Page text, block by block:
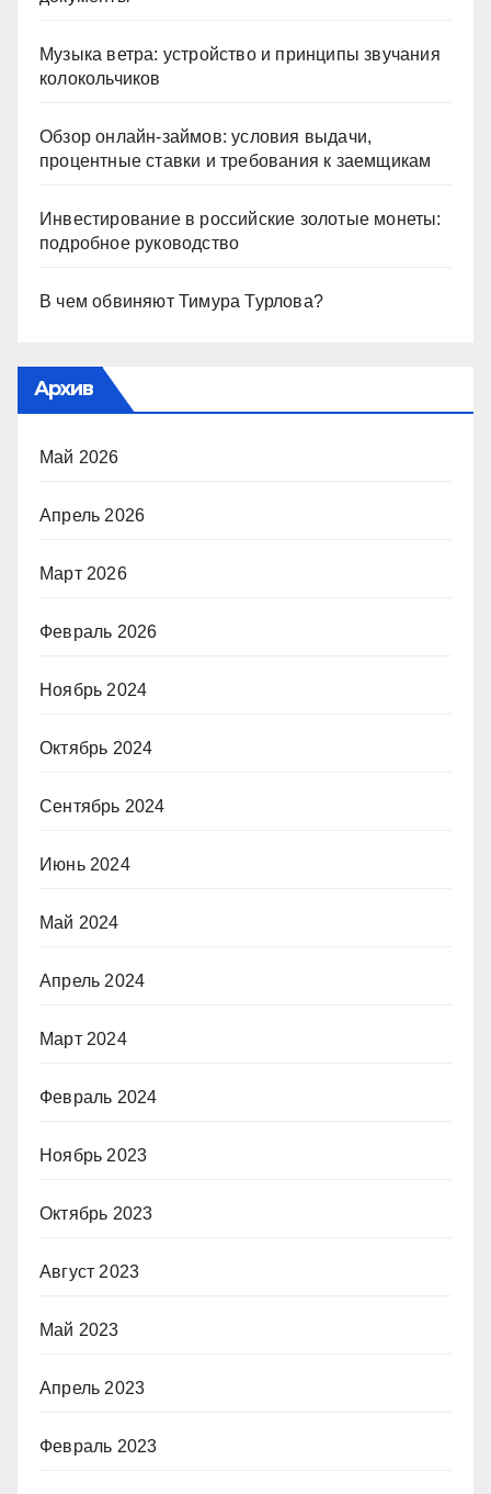
Музыка ветра: устройство и принципы звучания
колокольчиков
Обзор онлайн-займов: условия выдачи,
процентные ставки и требования к заемщикам
Инвестирование в российские золотые монеты:
подробное руководство
В чем обвиняют Тимура Турлова?
Архив
Май 2026
Апрель 2026
Март 2026
Февраль 2026
Ноябрь 2024
Октябрь 2024
Сентябрь 2024
Июнь 2024
Май 2024
Апрель 2024
Март 2024
Февраль 2024
Ноябрь 2023
Октябрь 2023
Август 2023
Май 2023
Апрель 2023
Февраль 2023